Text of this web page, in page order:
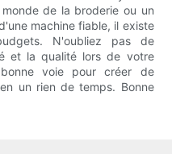
de la broderie ou un
machine fiable, il existe
N'oubliez pas de
et la qualité lors de votre
voie pour créer de
un rien de temps. Bonne